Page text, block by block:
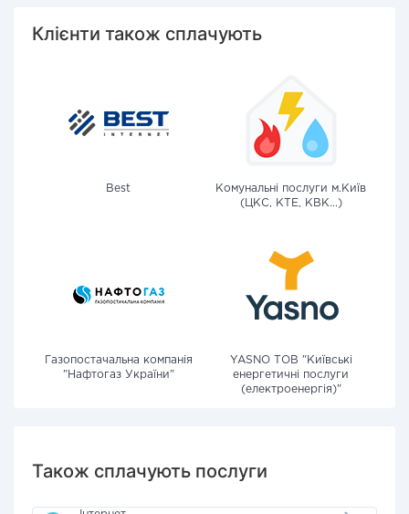
Клієнти також сплачують
Best
Комунальні послуги м.Київ
(ЦКС, КТЕ, КВК...)
Газопостачальна компанія
"Нафтогаз України"
YASNO ТОВ "Київські
енергетичні послуги
(електроенергія)"
Також сплачують послуги